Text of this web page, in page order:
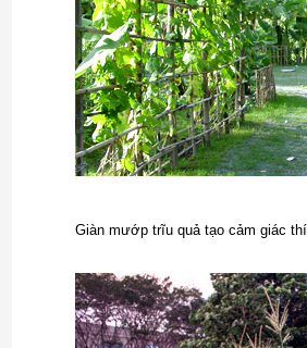
Giàn mướp trĩu quả tạo cảm giác